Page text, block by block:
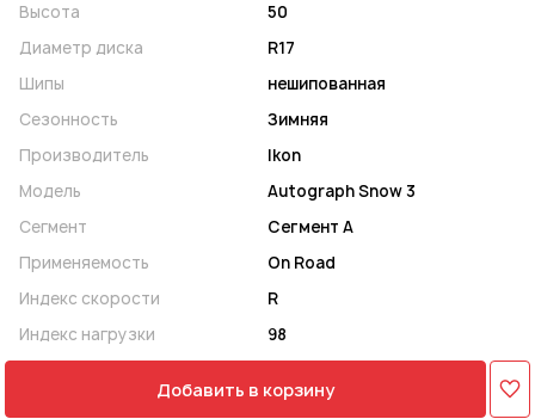
Высота
50
Диаметр диска
R17
Шипы
нешипованная
Сезонность
Зимняя
Производитель
Ikon
Модель
Autograph Snow 3
Сегмент
Сегмент A
Применяемость
On Road
Индекс скорости
R
Индекс нагрузки
98
Добавить в корзину